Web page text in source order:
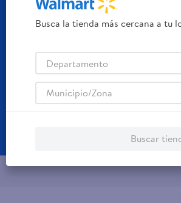
Tarjeta de regalo
Otros servicios:
- Pagos de servicios
Busca la tienda más cercana a tu
Departamento
Municipio/Zona
Buscar